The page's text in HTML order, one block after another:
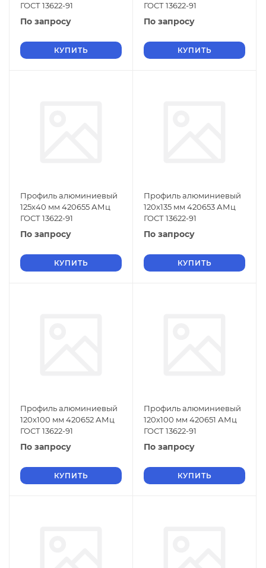
ГОСТ 13622-91
По запросу
КУПИТЬ
ГОСТ 13622-91
По запросу
КУПИТЬ
Профиль алюминиевый
125х40 мм 420655 АМц
ГОСТ 13622-91
По запросу
КУПИТЬ
Профиль алюминиевый
120х135 мм 420653 АМц
ГОСТ 13622-91
По запросу
КУПИТЬ
Профиль алюминиевый
120х100 мм 420652 АМц
ГОСТ 13622-91
По запросу
КУПИТЬ
Профиль алюминиевый
120х100 мм 420651 АМц
ГОСТ 13622-91
По запросу
КУПИТЬ